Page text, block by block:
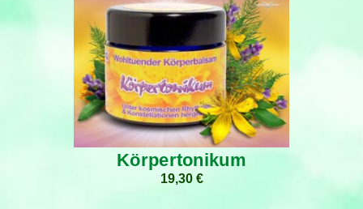
Körpertonikum
19,30 €